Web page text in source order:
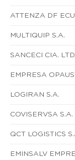
ATTENZA DF
MULTIQUIP S.A.
SANCECI CIA.
EMPRESA
LOGIRAN S.A.
COVISERVSA S.A.
QCT LOGISTICS
EMINSALV